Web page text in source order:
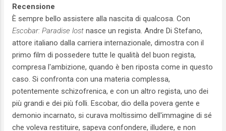
Recensione
È sempre bello assistere alla nascita di qualcosa. Con
Escobar: Paradise lost nasce un regista. Andre Di Stefano,
attore italiano dalla carriera internazionale, dimostra con il
primo film di possedere tutte le qualità del buon regista,
compresa l'ambizione, quando è ben riposta come in questo
caso. Si confronta con una materia complessa,
potentemente schizofrenica, e con un altro regista, uno dei
più grandi e dei più folli. Escobar, dio della povera gente e
demonio incarnato, si curava moltissimo dell'immagine di sé
che voleva restituire, sapeva confondere, illudere, e non